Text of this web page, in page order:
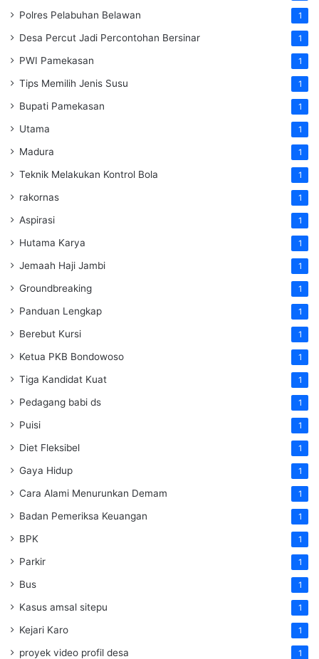
Polres Pelabuhan Belawan 1
Desa Percut Jadi Percontohan Bersinar 1
PWI Pamekasan 1
Tips Memilih Jenis Susu 1
Bupati Pamekasan 1
Utama 1
Madura 1
Teknik Melakukan Kontrol Bola 1
rakornas 1
Aspirasi 1
Hutama Karya 1
Jemaah Haji Jambi 1
Groundbreaking 1
Panduan Lengkap 1
Berebut Kursi 1
Ketua PKB Bondowoso 1
Tiga Kandidat Kuat 1
Pedagang babi ds 1
Puisi 1
Diet Fleksibel 1
Gaya Hidup 1
Cara Alami Menurunkan Demam 1
Badan Pemeriksa Keuangan 1
BPK 1
Parkir 1
Bus 1
Kasus amsal sitepu 1
Kejari Karo 1
proyek video profil desa 1